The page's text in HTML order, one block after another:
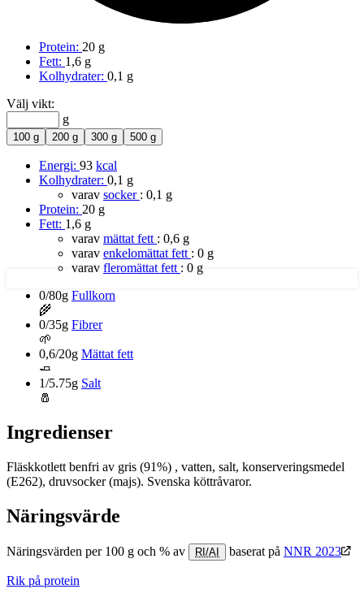
Protein: 20 g
Fett: 1,6 g
Kolhydrater: 0,1 g
Välj vikt:
g
100 g 200 g 300 g 500 g
Energi: 93 kcal
Kolhydrater: 0,1 g
varav socker : 0,1 g
Protein: 20 g
Fett: 1,6 g
varav mättat fett : 0,6 g
varav enkelomättat fett : 0 g
varav fleromättat fett : 0 g
0/80g Fullkorn
🌾
0/35g Fibrer
🌱
0,6/20g Mättat fett
🧈
1/5.75g Salt
🧂
Ingredienser
Fläskkotlett benfri av gris (91%) , vatten, salt, konserveringsmedel
(E262), druvsocker (majs). Svenska köttråvaror.
Näringsvärde
Näringsvärden per 100 g och % av RI/AI baserat på NNR 2023
Rik på protein